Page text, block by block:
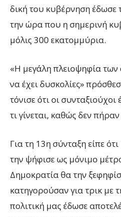
δική του κυβέρνηση έδωσε
την ώρα που η σημερινή
μόλις 300 εκατομμύρια.
«Η μεγάλη πλειοψηφία των
να έχει δυσκολίες»
τόνισε ότι οι
τι γίνεται, καθώς δεν
Για τη 13η σύνταξη είπε
την ψήφισε ως μόνιμο
Δημοκρατία θα την
κατηγορούσαν για τρικ με
πολιτική μας έδωσε